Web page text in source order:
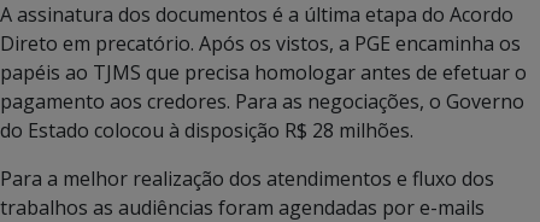
A assinatura dos documentos é a última etapa do Acordo
Direto em precatório. Após os vistos, a PGE encaminha os
papéis ao TJMS que precisa homologar antes de efetuar o
pagamento aos credores. Para as negociações, o Governo
do Estado colocou à disposição R$ 28 milhões.
Para a melhor realização dos atendimentos e fluxo dos
trabalhos as audiências foram agendadas por e-mails